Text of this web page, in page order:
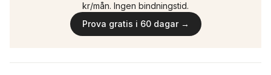
kr/mån. Ingen bindningstid.
Prova gratis i 60 dagar →